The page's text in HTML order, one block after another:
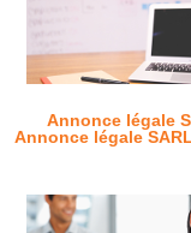
Annonce légale
Annonce légale SARL